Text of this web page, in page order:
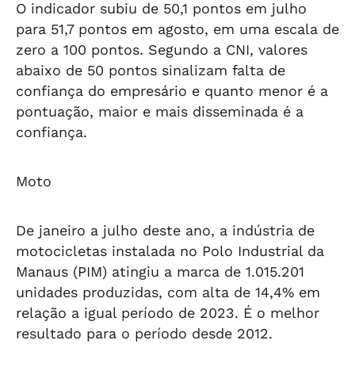
O indicador subiu de 50,1 pontos em julho
para 51,7 pontos em agosto, em uma escala de
zero a 100 pontos. Segundo a CNI, valores
abaixo de 50 pontos sinalizam falta de
confiança do empresário e quanto menor é a
pontuação, maior e mais disseminada é a
confiança.
Moto
De janeiro a julho deste ano, a indústria de
motocicletas instalada no Polo Industrial da
Manaus (PIM) atingiu a marca de 1.015.201
unidades produzidas, com alta de 14,4% em
relação a igual período de 2023. É o melhor
resultado para o período desde 2012.